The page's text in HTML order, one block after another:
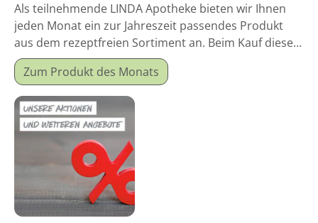
Als teilnehmende LINDA Apotheke bieten wir Ihnen
jeden Monat ein zur Jahreszeit passendes Produkt
aus dem rezeptfreien Sortiment an. Beim Kauf dieses
Monatsproduktes erhalten Sie einen Mitgabeartikel
gratis dazu.
Zum Produkt des Monats